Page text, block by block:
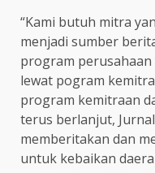
“Kami butuh mitra
menjadi sumber
program
lewat pogram
program kemitraan
terus berlanjut,
memberitakan dan
untuk kebaikan